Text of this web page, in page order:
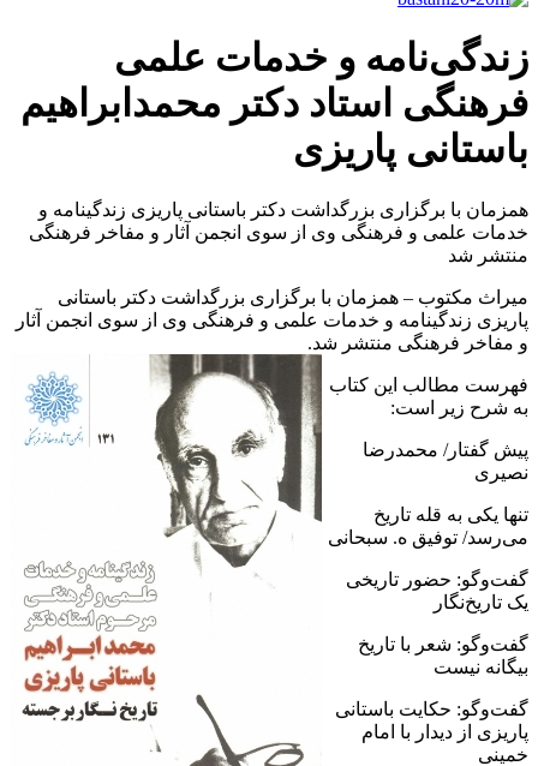
زندگی‌نامه و خدمات علمی
فرهنگی استاد دکتر محمدابراهیم
باستانی پاریزی
همزمان با برگزاری بزرگداشت دکتر باستانی پاریزی زندگینامه و
خدمات علمی و فرهنگی وی از سوی انجمن آثار و مفاخر فرهنگی
منتشر شد
میراث مکتوب – همزمان با برگزاری بزرگداشت دکتر باستانی
پاریزی زندگینامه و خدمات علمی و فرهنگی وی از سوی انجمن آثار
و مفاخر فرهنگی منتشر شد.
فهرست مطالب این کتاب
به شرح زیر است:
پیش گفتار/ محمدرضا
نصیری
تنها یکی به قله تاریخ
می‌رسد/ توفیق ه. سبحانی
گفت‌وگو: حضور تاریخی
یک تاریخ‌نگار
گفت‌وگو: شعر با تاریخ
بیگانه نیست
گفت‌وگو: حکایت باستانی
پاریزی از دیدار با امام
خمینی